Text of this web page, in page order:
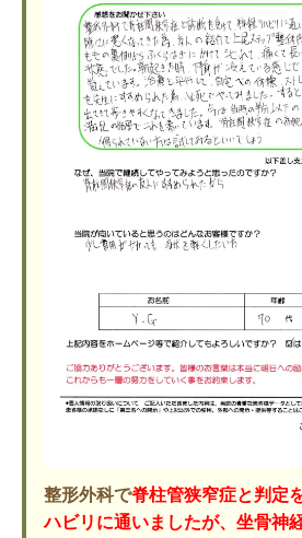
整形外科で脊柱管狭窄症と判定
ハビリに通いましたが、坐骨神